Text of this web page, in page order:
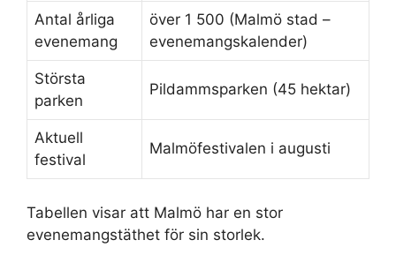
Antal årliga
evenemang
över 1 500 (Malmö stad –
evenemangskalender)
Största
parken
Pildammsparken (45 hektar)
Aktuell
festival
Malmöfestivalen i augusti
Tabellen visar att Malmö har en stor
evenemangstäthet för sin storlek.